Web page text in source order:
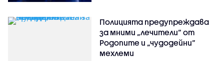
Полицията предупреждава
за мними „лечители“ от
Родопите и „чудодейни“
мехлеми